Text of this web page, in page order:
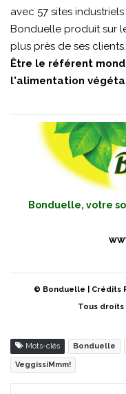
avec 57 sites
Bonduelle produit sur
plus près de ses clients.
Être le référent
l'alimentation
Bonduelle, votre
© Bonduelle | Crédits
Tous
Mots-clés Bonduelle
VeggissiMmm!